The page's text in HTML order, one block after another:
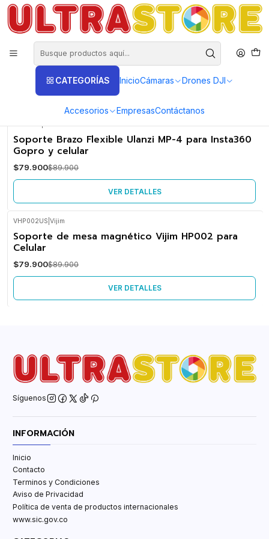
CATEGORÍAS InicioCámaras Drones DJI
Accesorios EmpresasContáctanos
DISTRIBUIDORES EXCLUSIVOS INSTA360, GOPRO, DJI
Inicio Fotografía y Video Tripodes Trípodes para Celular
Trípodes para Celular
FILTROS
OFF
UMP4US|Ulanzi
Soporte Brazo Flexible Ulanzi MP-4 para Insta360
Gopro y celular
$79.900$89.900
VER DETALLES
OFF
VHP002US Vijim
Soporte de mesa magnético Vijim HP002 para
Celular
$79.900$89.900
VER DETALLES
Síguenos
INFORMACIÓN
Inicio
Contacto
Terminos y Condiciones
Aviso de Privacidad
Política de venta de productos internacionales
www.sic.gov.co